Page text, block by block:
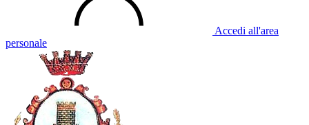
Accedi all'area
personale